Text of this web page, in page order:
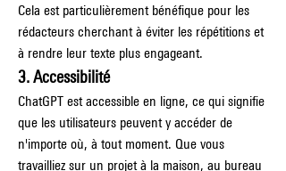
Cela est particulièrement bénéfique pour les
rédacteurs cherchant à éviter les répétitions et
à rendre leur texte plus engageant.
3. Accessibilité
ChatGPT est accessible en ligne, ce qui signifie
que les utilisateurs peuvent y accéder de
n'importe où, à tout moment. Que vous
travailliez sur un projet à la maison, au bureau